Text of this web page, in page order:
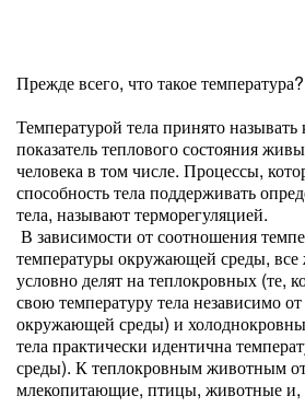
Прежде всего, что такое температура?
Температурой тела принято
показатель теплового состояния
человека в том числе. Процессы,
способность тела поддерживать
тела, называют терморегуляцией.
В зависимости от соотношения
температуры окружающей среды,
условно делят на теплокровных (те,
свою температуру тела независимо
окружающей среды) и
тела практически идентична
среды). К теплокровным животным
млекопитающие, птицы, животные и,